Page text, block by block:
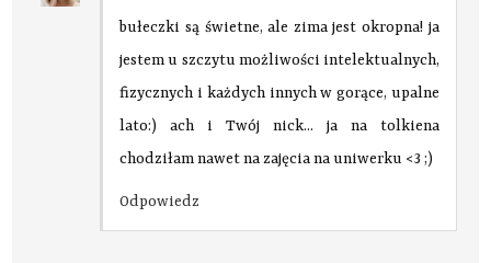
bułeczki są świetne, ale zima jest okropna! ja
jestem u szczytu możliwości intelektualnych,
fizycznych i każdych innych w gorące, upalne
lato:) ach i Twój nick... ja na tolkiena
chodziłam nawet na zajęcia na uniwerku <3 ;)
Odpowiedz